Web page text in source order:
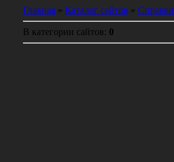
Главная » Каталог сайтов » Справки
В категории сайтов: 0